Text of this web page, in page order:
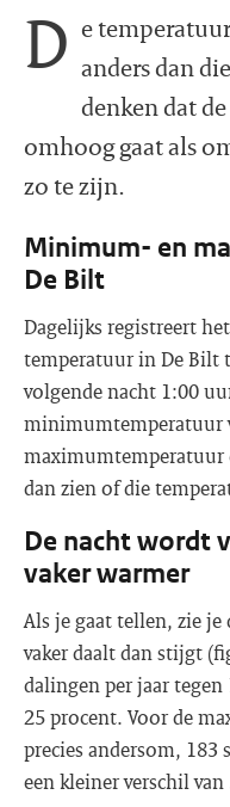
D e
anders dan
denken dat
omhoog gaat als
zo te zijn.
Minimum- en
De Bilt
Dagelijks registreert
temperatuur in De Bilt
volgende nacht 1:00
minimumtemperatuur
maximumtemperatuur
dan zien of die
De nacht wordt
vaker warmer
Als je gaat tellen, zie
vaker daalt dan stijgt
dalingen per jaar
25 procent. Voor de
precies andersom,
een kleiner verschil